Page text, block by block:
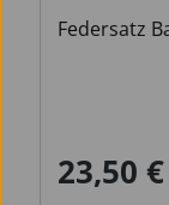
Federsatz
Regulärer
23,50 €